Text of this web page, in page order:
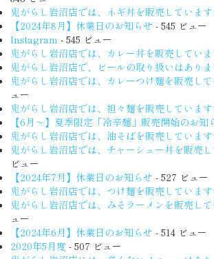
鬼がらし岩沼店では、ネギ丼を販売しています
【2024年8月】休業日のお知らせ - 545 ビュー
Instagram - 545 ビュー
鬼がらし岩沼店では、カレー丼を販売していま
鬼がらし岩沼店で、ビールの取り扱いはありま
鬼がらし岩沼店では、カレーつけ麺を販売して
ュー
鬼がらし岩沼店では、担々麺を販売しています
【6月〜】夏季限定「冷辛麺」販売開始のお知
鬼がらし岩沼店では、油そばを販売しています
鬼がらし岩沼店では、チャーシュー丼を販売
ビュー
【2024年7月】休業日のお知らせ - 527 ビュー
鬼がらし岩沼店では、つけ麺を販売しています
鬼がらし岩沼店では、みそラーメンを販売して
ュー
【2024年6月】休業日のお知らせ - 514 ビュー
2020年5月度 - 507 ビュー